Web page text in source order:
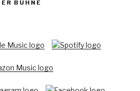
BÜHNE